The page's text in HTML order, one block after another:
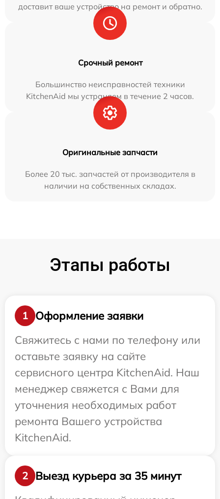
доставит ваше устройство на ремонт и обратно.
Срочный ремонт
Большинство неисправностей техники
KitchenAid мы устраняем в течение 2 часов.
Оригинальные запчасти
Более 20 тыс. запчастей от производителя в
наличии на собственных складах.
Этапы работы
1
Оформление заявки
Свяжитесь с нами по телефону или
оставьте заявку на сайте
сервисного центра KitchenAid. Наш
менеджер свяжется с Вами для
уточнения необходимых работ
ремонта Вашего устройства
KitchenAid.
2
Выезд курьера за 35 минут